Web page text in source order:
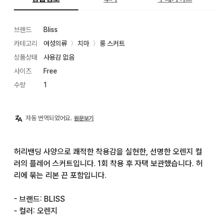
브랜드
Bliss
카테고리
여성의류 〉 치마 〉
롱 스커트
상품상태
사용감 없음
사이즈
Free
수량
1
자동 번역되었어요. 원문보기
허리밴딩 사양으로 쾌적한 착용감을 실현한, 선명한 오렌지 컬
러의 플레어 스커트입니다. 1회 착용 후 자택 보관했습니다. 허
리에 묶는 리본 끈 포함입니다.
- 브랜드: BLISS
- 컬러: 오렌지